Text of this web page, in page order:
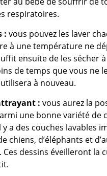
respiratoires.
:vous pouvez les laver
à une température ne
ensuite de les sécher
de temps que vous ne
à nouveau.
:vous aurez la
une bonne variété de
y a des couches lavables
chiens, d’éléphants et
Ces dessins éveilleront la